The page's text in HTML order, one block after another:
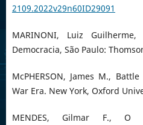
2109.2022v29n60ID29091
MARINONI, Luiz
Democracia, São Paulo:
McPHERSON, James M.,
War Era. New York, Oxford
MENDES, Gilmar F.,